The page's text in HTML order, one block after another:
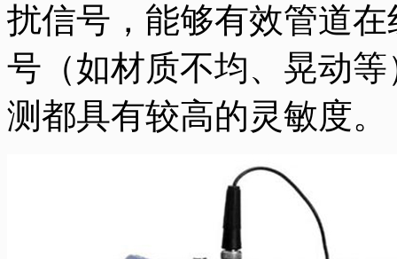
扰信号，能够有效管道
号（如材质不均、晃动
测都具有较高的灵敏度。